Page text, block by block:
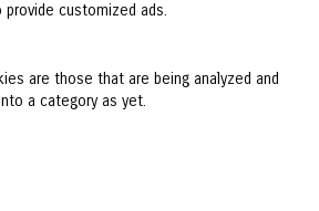
customized ads.
are those that are being analyzed and
a category as yet.